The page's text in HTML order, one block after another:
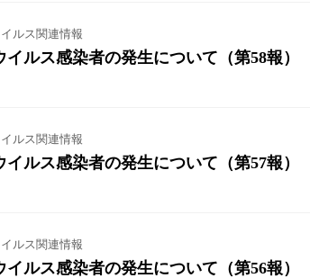
ルス関連情報
ルス感染者の発生について（第58報）
ルス関連情報
ルス感染者の発生について（第57報）
ルス関連情報
ルス感染者の発生について（第56報）